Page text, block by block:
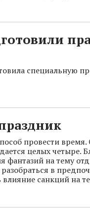
специальную
провести время.
целых четыре.
на тему
в
влияние санкций на